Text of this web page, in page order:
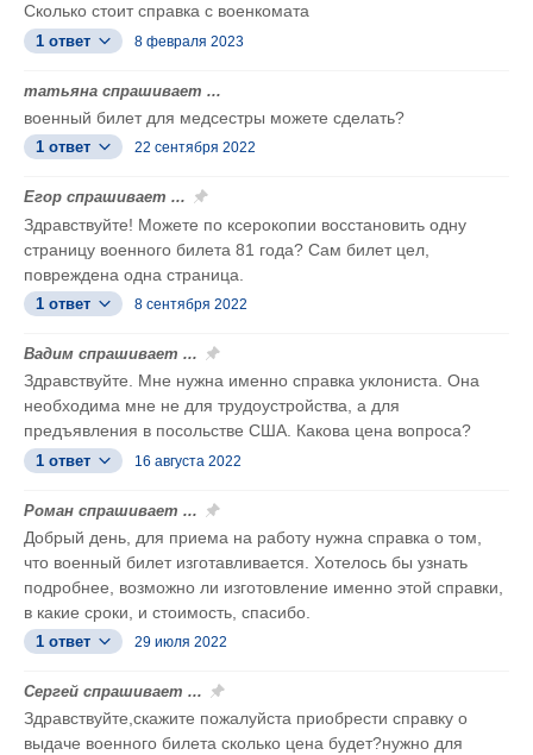
Сколько стоит справка с военкомата
1 ответ 8 февраля 2023
татьяна спрашивает ...
военный билет для медсестры можете сделать?
1 ответ 22 сентября 2022
Егор спрашивает ...
Здравствуйте! Можете по ксерокопии восстановить одну
страницу военного билета 81 года? Сам билет цел,
повреждена одна страница.
1 ответ 8 сентября 2022
Вадим спрашивает ...
Здравствуйте. Мне нужна именно справка уклониста. Она
необходима мне не для трудоустройства, а для
предъявления в посольстве США. Какова цена вопроса?
1 ответ 16 августа 2022
Роман спрашивает ...
Добрый день, для приема на работу нужна справка о том,
что военный билет изготавливается. Хотелось бы узнать
подробнее, возможно ли изготовление именно этой справки,
в какие сроки, и стоимость, спасибо.
1 ответ 29 июля 2022
Сергей спрашивает ...
Здравствуйте,скажите пожалуйста приобрести справку о
выдаче военного билета сколько цена будет?нужно для